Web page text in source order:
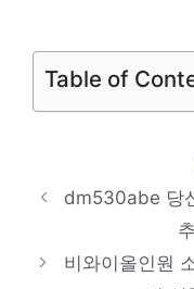
Table of
dm530abe 당
비와이올인원